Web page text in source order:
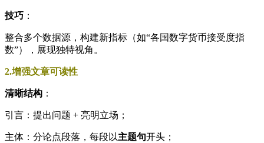
技巧 ：
整合多个数据源，构建新指标（如“各国数字货币接受度指
数”），展现独特视角。
2.增强文章可读性
清晰结构 ：
引言：提出问题 + 亮明立场；
主体：分论点段落，每段以主题句开头；